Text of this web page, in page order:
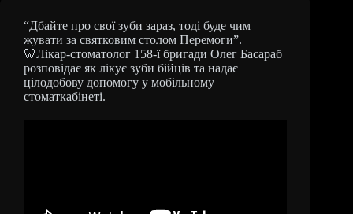
“Дбайте про свої зуби зараз, тоді буде чим
жувати за святковим столом Перемоги”.
🦷Лікар-стоматолог 158-ї бригади Олег Басараб
розповідає як лікує зуби бійців та надає
цілодобову допомогу у мобільному
стоматкабінеті.